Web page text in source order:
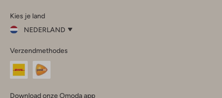
InstagramFacebook
Kies je land
NEDERLAND
je
land
Nederland
Verzendmethodes
Download onze Omoda app